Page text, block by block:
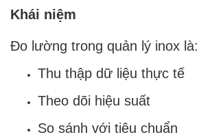
Khái niệm
Đo lường trong quản lý inox là:
Thu thập dữ liệu thực tế
Theo dõi hiệu suất
So sánh với tiêu chuẩn